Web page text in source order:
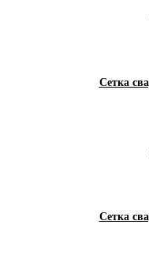
Сетка
Сетка